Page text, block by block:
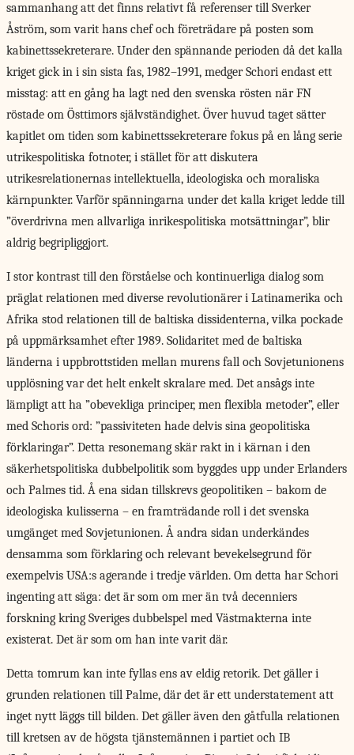
sammanhang att det finns relativt få referenser till Sverker
Åström, som varit hans chef och företrädare på posten som
kabinettssekreterare. Under den spännande perioden då det kalla
kriget gick in i sin sista fas, 1982–1991, medger Schori endast ett
misstag: att en gång ha lagt ned den svenska rösten när FN
röstade om Östtimors självständighet. Över huvud taget sätter
kapitlet om tiden som kabinettssekreterare fokus på en lång serie
utrikespolitiska fotnoter, i stället för att diskutera
utrikesrelationernas intellektuella, ideologiska och moraliska
kärnpunkter. Varför spänningarna under det kalla kriget ledde till
”överdrivna men allvarliga inrikespolitiska motsättningar”, blir
aldrig begripliggjort.
I stor kontrast till den förståelse och kontinuerliga dialog som
präglat relationen med diverse revolutionärer i Latinamerika och
Afrika stod relationen till de baltiska dissidenterna, vilka pockade
på uppmärksamhet efter 1989. Solidaritet med de baltiska
länderna i uppbrottstiden mellan murens fall och Sovjetunionens
upplösning var det helt enkelt skralare med. Det ansågs inte
lämpligt att ha ”obevekliga principer, men flexibla metoder”, eller
med Schoris ord: ”passiviteten hade delvis sina geopolitiska
förklaringar”. Detta resonemang skär rakt in i kärnan i den
säkerhetspolitiska dubbelpolitik som byggdes upp under Erlanders
och Palmes tid. Å ena sidan tillskrevs geopolitiken – bakom de
ideologiska kulisserna – en framträdande roll i det svenska
umgänget med Sovjetunionen. Å andra sidan underkändes
densamma som förklaring och relevant bevekelsegrund för
exempelvis USA:s agerande i tredje världen. Om detta har Schori
ingenting att säga: det är som om mer än två decenniers
forskning kring Sveriges dubbelspel med Västmakterna inte
existerat. Det är som om han inte varit där.
Detta tomrum kan inte fyllas ens av eldig retorik. Det gäller i
grunden relationen till Palme, där det är ett understatement att
inget nytt läggs till bilden. Det gäller även den gåtfulla relationen
till kretsen av de högsta tjänstemännen i partiet och IB